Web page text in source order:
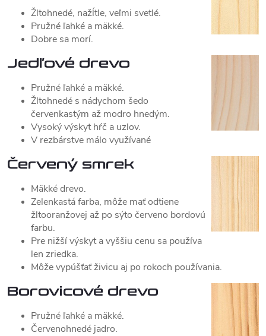
Žltohnedé, nažĺtle, veľmi svetlé.
Pružné ľahké a mäkké.
Dobre sa morí.
Jedľové drevo
Pružné ľahké a mäkké.
Žltohnedé s nádychom šedo
červenkastým až modro hnedým.
Vysoký výskyt hŕč a uzlov.
V rezbárstve málo využívané
Červený smrek
Mäkké drevo.
Zelenkastá farba, môže mať odtiene
žltooranžovej až po sýto červeno bordovú
farbu.
Pre nižší výskyt a vyššiu cenu sa používa
len zriedka.
Môže vypúšťať živicu aj po rokoch používania.
Borovicové drevo
Pružné ľahké a mäkké.
Červenohnedé jadro.